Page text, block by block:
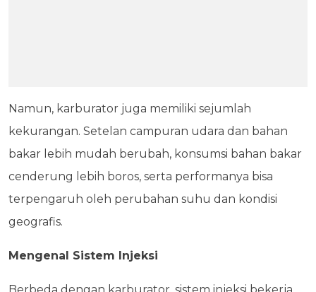
Namun, karburator juga memiliki sejumlah
kekurangan. Setelan campuran udara dan bahan
bakar lebih mudah berubah, konsumsi bahan bakar
cenderung lebih boros, serta performanya bisa
terpengaruh oleh perubahan suhu dan kondisi
geografis.
Mengenal Sistem Injeksi